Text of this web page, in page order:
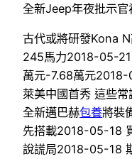
全新Jeep年夜批示官
古代或將研發Kona
245馬力2018-05-
萬元-7.68萬元
萊美中國首秀 這些
全新邁巴赫包養將裝
先搭載2018-05-18
說謊局2018-05-18